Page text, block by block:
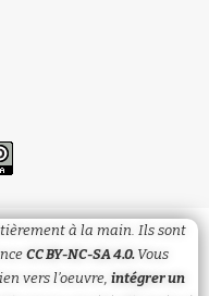
à la main. Ils sont
CC BY-NC-SA 4.0. Vous
vers l’oeuvre, intégrer un